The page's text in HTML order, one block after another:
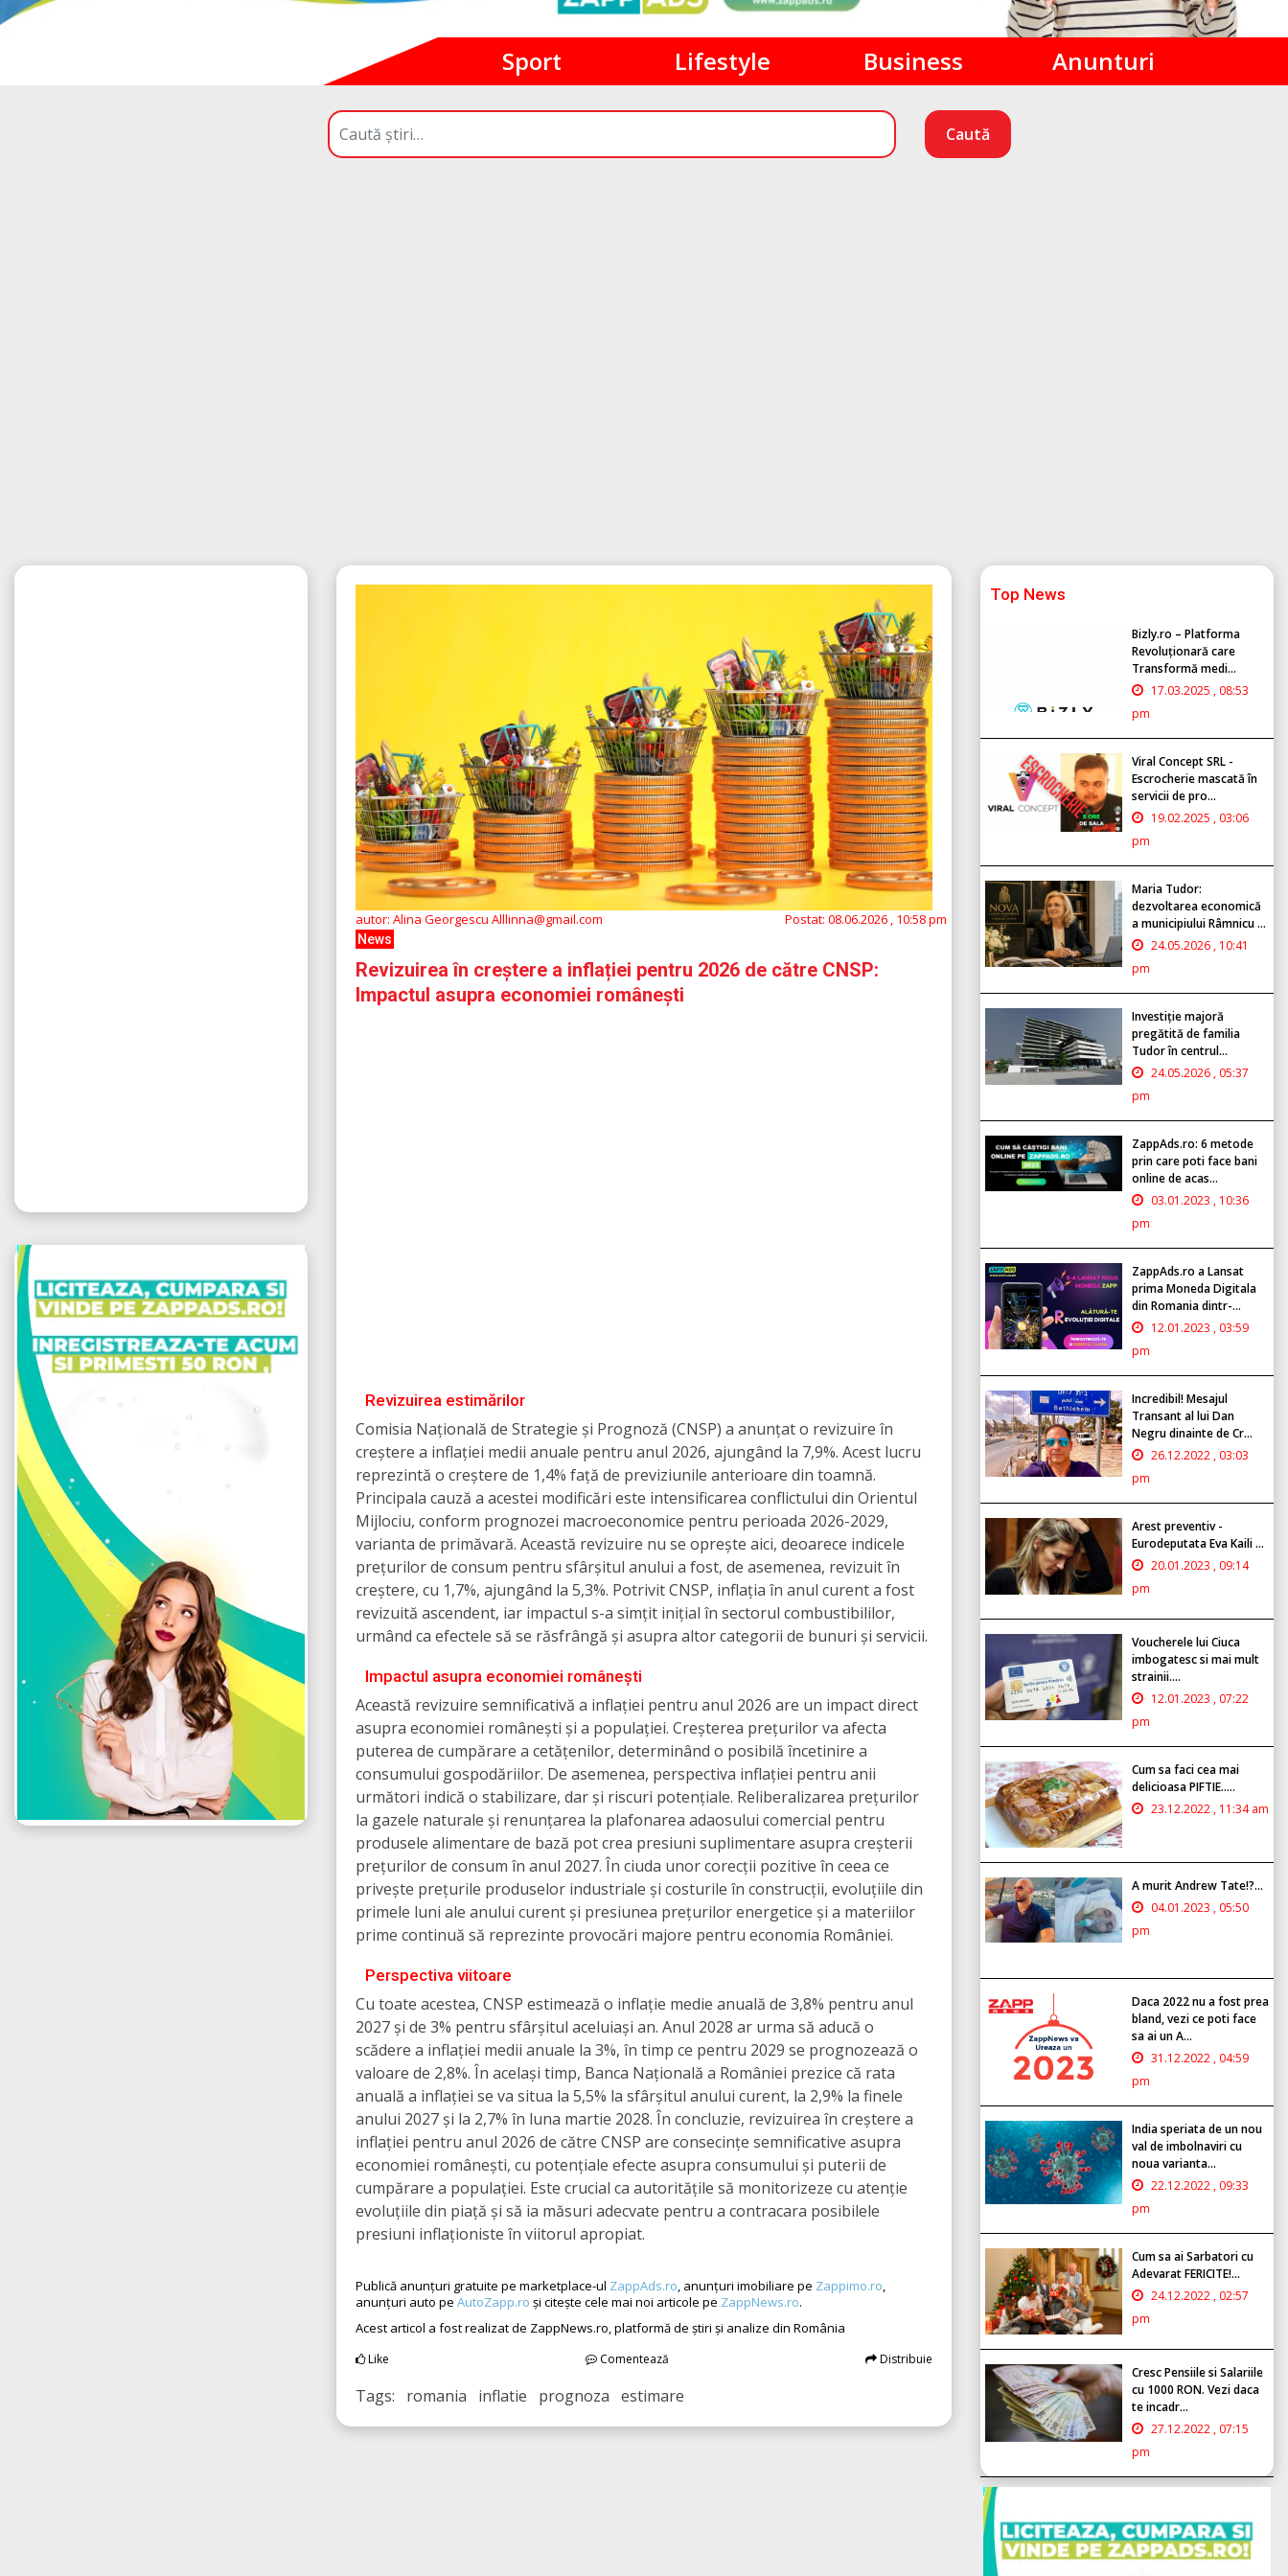
Sport Lifestyle Business Anunturi
Caută
autor: Alina Georgescu Alllinna@gmail.com Postat: 08.06.2026 , 10:58 pm
News
Revizuirea în creștere a inflației pentru 2026 de către CNSP:
Impactul asupra economiei românești
Revizuirea estimărilor
Comisia Națională de Strategie și Prognoză (CNSP) a anunțat o revizuire în
creștere a inflației medii anuale pentru anul 2026, ajungând la 7,9%. Acest lucru
reprezintă o creștere de 1,4% față de previziunile anterioare din toamnă.
Principala cauză a acestei modificări este intensificarea conflictului din Orientul
Mijlociu, conform prognozei macroeconomice pentru perioada 2026-2029,
varianta de primăvară. Această revizuire nu se oprește aici, deoarece indicele
prețurilor de consum pentru sfârșitul anului a fost, de asemenea, revizuit în
creștere, cu 1,7%, ajungând la 5,3%. Potrivit CNSP, inflația în anul curent a fost
revizuită ascendent, iar impactul s-a simțit inițial în sectorul combustibililor,
urmând ca efectele să se răsfrângă și asupra altor categorii de bunuri și servicii.
Impactul asupra economiei românești
Această revizuire semnificativă a inflației pentru anul 2026 are un impact direct
asupra economiei românești și a populației. Creșterea prețurilor va afecta
puterea de cumpărare a cetățenilor, determinând o posibilă încetinire a
consumului gospodăriilor. De asemenea, perspectiva inflației pentru anii
următori indică o stabilizare, dar și riscuri potențiale. Reliberalizarea prețurilor
la gazele naturale și renunțarea la plafonarea adaosului comercial pentru
produsele alimentare de bază pot crea presiuni suplimentare asupra creșterii
prețurilor de consum în anul 2027. În ciuda unor corecții pozitive în ceea ce
privește prețurile produselor industriale și costurile în construcții, evoluțiile din
primele luni ale anului curent și presiunea prețurilor energetice și a materiilor
prime continuă să reprezinte provocări majore pentru economia României.
Perspectiva viitoare
Cu toate acestea, CNSP estimează o inflație medie anuală de 3,8% pentru anul
2027 și de 3% pentru sfârșitul aceluiași an. Anul 2028 ar urma să aducă o
scădere a inflației medii anuale la 3%, în timp ce pentru 2029 se prognozează o
valoare de 2,8%. În același timp, Banca Națională a României prezice că rata
anuală a inflației se va situa la 5,5% la sfârșitul anului curent, la 2,9% la finele
anului 2027 și la 2,7% în luna martie 2028. În concluzie, revizuirea în creștere a
inflației pentru anul 2026 de către CNSP are consecințe semnificative asupra
economiei românești, cu potențiale efecte asupra consumului și puterii de
cumpărare a populației. Este crucial ca autoritățile să monitorizeze cu atenție
evoluțiile din piață și să ia măsuri adecvate pentru a contracara posibilele
presiuni inflaționiste în viitorul apropiat.
Publică anunțuri gratuite pe marketplace-ul ZappAds.ro , anunțuri imobiliare pe Zappimo.ro
anunțuri auto pe AutoZapp.ro și citește cele mai noi articole pe ZappNews.ro.
Acest articol a fost realizat de ZappNews.ro, platformă de știri și analize din România
Like Comentează Distribuie
Tags: romania inflatie prognoza estimare
Top News
Bizly.ro – Platforma
Revoluționară care
Transformă medi...
17.03.2025 , 08:53
pm
Viral Concept SRL -
Escrocherie mascată în
servicii de pro...
19.02.2025 , 03:06
pm
Maria Tudor:
dezvoltarea economică
a municipiului Râmnicu ...
24.05.2026 , 10:41
pm
Investiție majoră
pregătită de familia
Tudor în centrul...
24.05.2026 , 05:37
pm
ZappAds.ro: 6 metode
prin care poti face bani
online de acas...
03.01.2023 , 10:36
pm
ZappAds.ro a Lansat
prima Moneda Digitala
din Romania dintr-...
12.01.2023 , 03:59
pm
Incredibil! Mesajul
Transant al lui Dan
Negru dinainte de Cr...
26.12.2022 , 03:03
pm
Arest preventiv -
Eurodeputata Eva Kaili ...
20.01.2023 , 09:14
pm
Voucherele lui Ciuca
imbogatesc si mai mult
strainii....
12.01.2023 , 07:22
pm
Cum sa faci cea mai
delicioasa PIFTIE.....
23.12.2022 , 11:34 am
A murit Andrew Tate!?...
04.01.2023 , 05:50
pm
Daca 2022 nu a fost prea
bland, vezi ce poti face
sa ai un A...
31.12.2022 , 04:59
pm
India speriata de un nou
val de imbolnaviri cu
noua varianta...
22.12.2022 , 09:33
pm
Cum sa ai Sarbatori cu
Adevarat FERICITE!...
24.12.2022 , 02:57
pm
Cresc Pensiile si Salariile
cu 1000 RON. Vezi daca
te incadr...
27.12.2022 , 07:15
pm